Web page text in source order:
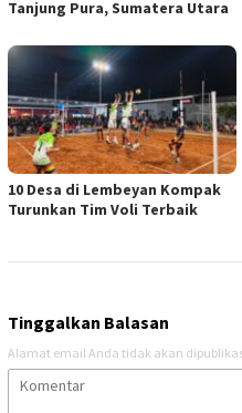
Tanjung Pura, Sumatera Utara
10 Desa di Lembeyan Kompak
Turunkan Tim Voli Terbaik
Tinggalkan Balasan
Alamat email Anda tidak akan